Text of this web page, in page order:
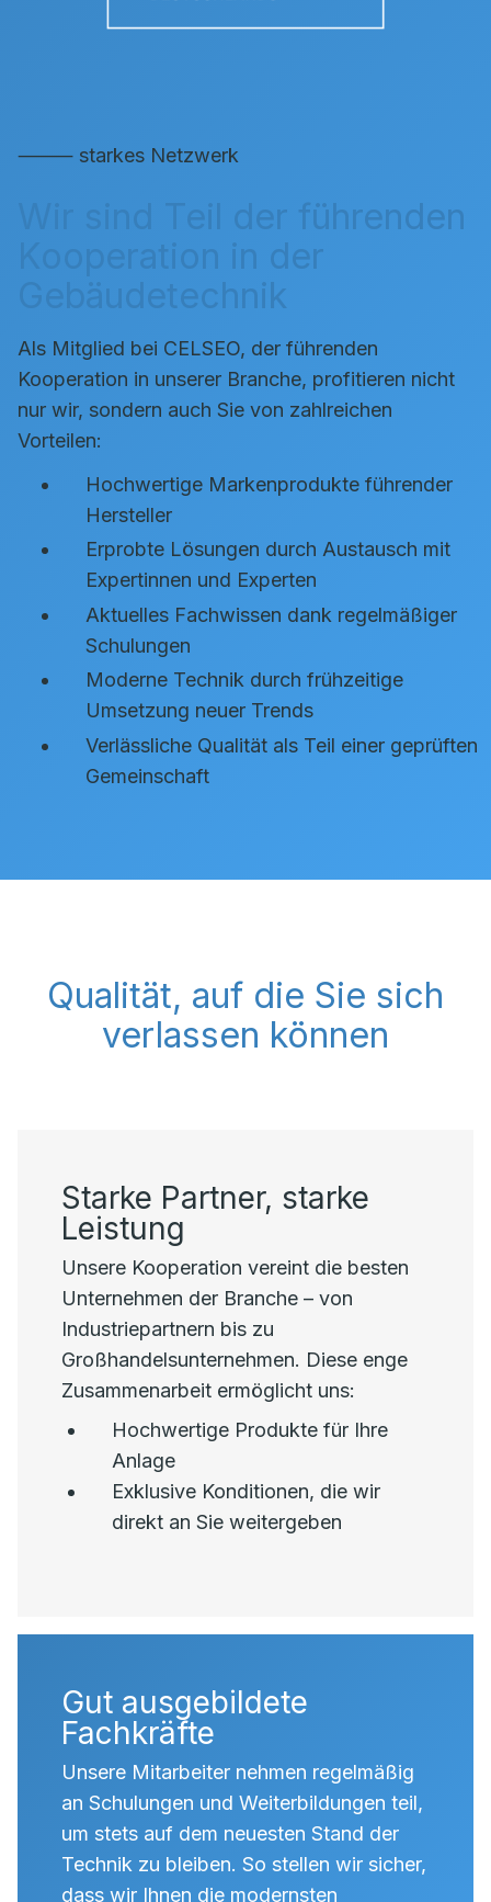
⸻ starkes Netzwerk
Wir sind Teil der führenden
Kooperation in der
Gebäudetechnik
Als Mitglied bei CELSEO, der führenden
Kooperation in unserer Branche, profitieren nicht
nur wir, sondern auch Sie von zahlreichen
Vorteilen:
Hochwertige Markenprodukte führender
Hersteller
Erprobte Lösungen durch Austausch mit
Expertinnen und Experten
Aktuelles Fachwissen dank regelmäßiger
Schulungen
Moderne Technik durch frühzeitige
Umsetzung neuer Trends
Verlässliche Qualität als Teil einer geprüften
Gemeinschaft
Qualität, auf die Sie sich
verlassen können
Starke Partner, starke
Leistung
Unsere Kooperation vereint die besten
Unternehmen der Branche – von
Industriepartnern bis zu
Großhandelsunternehmen. Diese enge
Zusammenarbeit ermöglicht uns:
Hochwertige Produkte für Ihre
Anlage
Exklusive Konditionen, die wir
direkt an Sie weitergeben
Gut ausgebildete
Fachkräfte
Unsere Mitarbeiter nehmen regelmäßig
an Schulungen und Weiterbildungen teil,
um stets auf dem neuesten Stand der
Technik zu bleiben. So stellen wir sicher,
dass wir Ihnen die modernsten